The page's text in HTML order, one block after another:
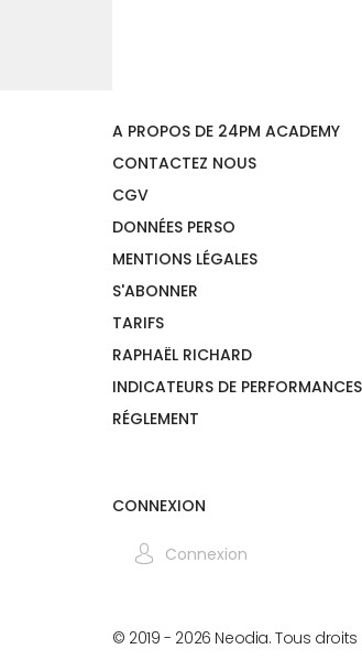
A PROPOS DE 24PM ACADEMY
CONTACTEZ NOUS
CGV
DONNÉES PERSO
MENTIONS LÉGALES
S'ABONNER
TARIFS
RAPHAËL RICHARD
INDICATEURS DE PERFORMANCES
RÉGLEMENT
CONNEXION
Connexion
© 2019 - 2026 Neodia. Tous droits